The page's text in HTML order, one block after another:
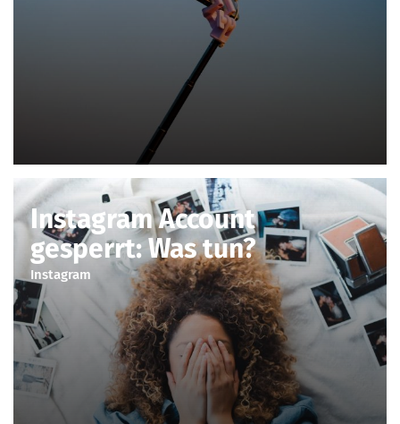
Instagram Account
gesperrt: Was tun?
Instagram